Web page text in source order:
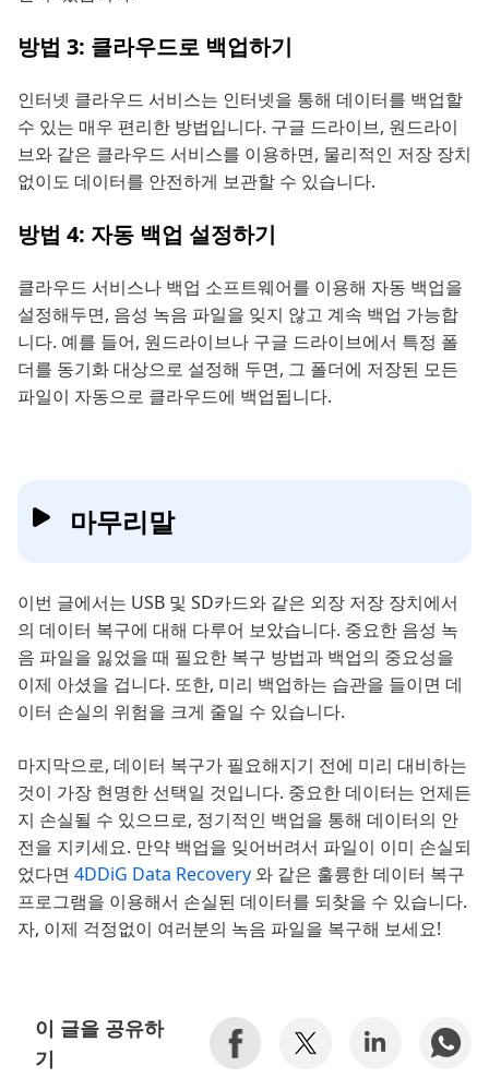
방법 3: 클라우드로 백업하기
인터넷 클라우드 서비스는 인터넷을 통해 데이터를 백업할
수 있는 매우 편리한 방법입니다. 구글 드라이브, 원드라이
브와 같은 클라우드 서비스를 이용하면, 물리적인 저장 장치
없이도 데이터를 안전하게 보관할 수 있습니다.
방법 4: 자동 백업 설정하기
클라우드 서비스나 백업 소프트웨어를 이용해 자동 백업을
설정해두면, 음성 녹음 파일을 잊지 않고 계속 백업 가능합
니다. 예를 들어, 원드라이브나 구글 드라이브에서 특정 폴
더를 동기화 대상으로 설정해 두면, 그 폴더에 저장된 모든
파일이 자동으로 클라우드에 백업됩니다.
마무리말
이번 글에서는 USB 및 SD카드와 같은 외장 저장 장치에서
의 데이터 복구에 대해 다루어 보았습니다. 중요한 음성 녹
음 파일을 잃었을 때 필요한 복구 방법과 백업의 중요성을
이제 아셨을 겁니다. 또한, 미리 백업하는 습관을 들이면 데
이터 손실의 위험을 크게 줄일 수 있습니다.
마지막으로, 데이터 복구가 필요해지기 전에 미리 대비하는
것이 가장 현명한 선택일 것입니다. 중요한 데이터는 언제든
지 손실될 수 있으므로, 정기적인 백업을 통해 데이터의 안
전을 지키세요. 만약 백업을 잊어버려서 파일이 이미 손실되
었다면 4DDiG Data Recovery 와 같은 훌륭한 데이터 복구
프로그램을 이용해서 손실된 데이터를 되찾을 수 있습니다.
자, 이제 걱정없이 여러분의 녹음 파일을 복구해 보세요!
이 글을 공유하
기